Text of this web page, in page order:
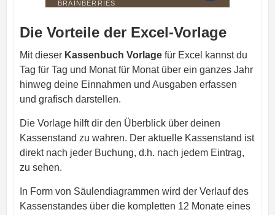
Die Vorteile der Excel-Vorlage
Mit dieser Kassenbuch Vorlage für Excel kannst du
Tag für Tag und Monat für Monat über ein ganzes Jahr
hinweg deine Einnahmen und Ausgaben erfassen
und grafisch darstellen.
Die Vorlage hilft dir den Überblick über deinen
Kassenstand zu wahren. Der aktuelle Kassenstand ist
direkt nach jeder Buchung, d.h. nach jedem Eintrag,
zu sehen.
In Form von Säulendiagrammen wird der Verlauf des
Kassenstandes über die kompletten 12 Monate eines